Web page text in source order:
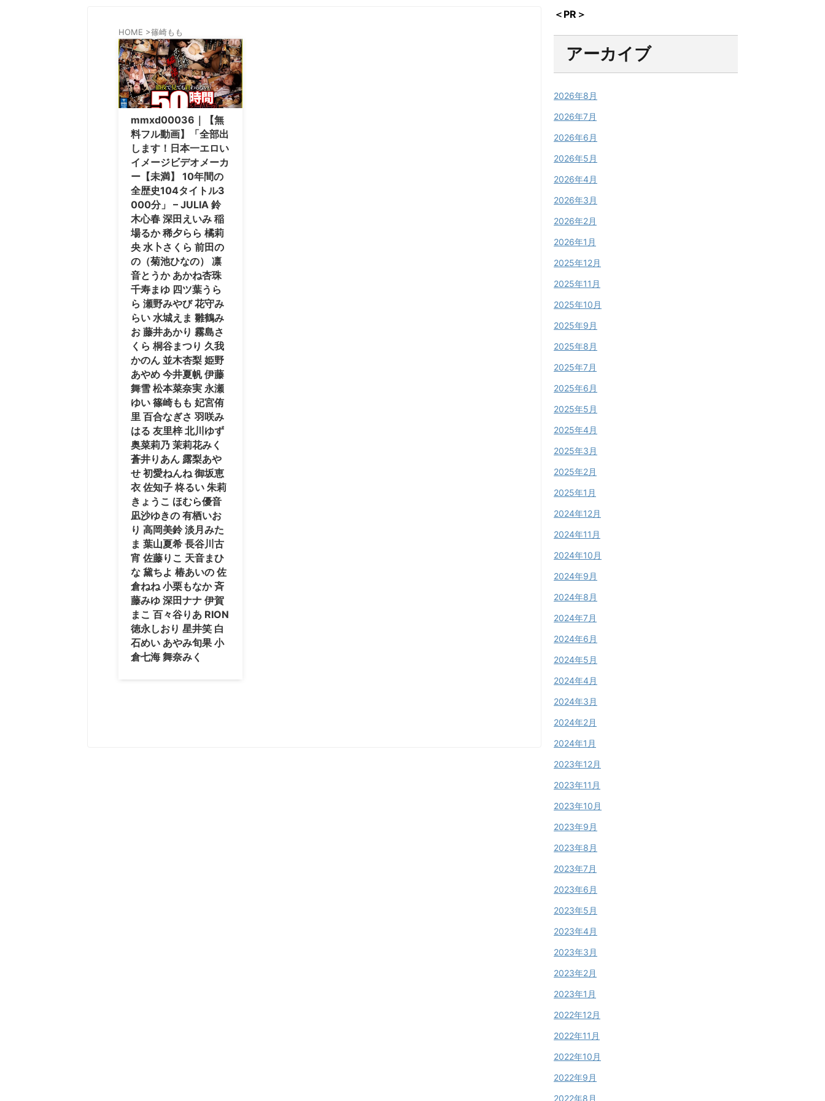
HOME >篠崎もも
mmxd00036｜【無
料フル動画】「全部出
します！日本一エロい
イメージビデオメーカ
ー【未満】 10年間の
全歴史104タイトル3
000分」 – JULIA 鈴
木心春 深田えいみ 稲
場るか 稀夕らら 橘莉
央 水卜さくら 前田の
の（菊池ひなの） 凛
音とうか あかね杏珠
千寿まゆ 四ツ葉うら
ら 瀬野みやび 花守み
らい 水城えま 雛鶴み
お 藤井あかり 霧島さ
くら 桐谷まつり 久我
かのん 並木杏梨 姫野
あやめ 今井夏帆 伊藤
舞雪 松本菜奈実 永瀬
ゆい 篠崎もも 妃宮侑
里 百合なぎさ 羽咲み
はる 友里梓 北川ゆず
奥菜莉乃 茉莉花みく
蒼井りあん 露梨あや
せ 初愛ねんね 御坂恵
衣 佐知子 柊るい 朱莉
きょうこ ほむら優音
凪沙ゆきの 有栖いお
り 高岡美鈴 淡月みた
ま 葉山夏希 長谷川古
宵 佐藤りこ 天音まひ
な 黛ちよ 椿あいの 佐
倉ねね 小栗もなか 斉
藤みゆ 深田ナナ 伊賀
まこ 百々谷りあ RION
徳永しおり 星井笑 白
石めい あやみ旬果 小
倉七海 舞奈みく
＜PR＞
アーカイブ
2026年8月
2026年7月
2026年6月
2026年5月
2026年4月
2026年3月
2026年2月
2026年1月
2025年12月
2025年11月
2025年10月
2025年9月
2025年8月
2025年7月
2025年6月
2025年5月
2025年4月
2025年3月
2025年2月
2025年1月
2024年12月
2024年11月
2024年10月
2024年9月
2024年8月
2024年7月
2024年6月
2024年5月
2024年4月
2024年3月
2024年2月
2024年1月
2023年12月
2023年11月
2023年10月
2023年9月
2023年8月
2023年7月
2023年6月
2023年5月
2023年4月
2023年3月
2023年2月
2023年1月
2022年12月
2022年11月
2022年10月
2022年9月
2022年8月